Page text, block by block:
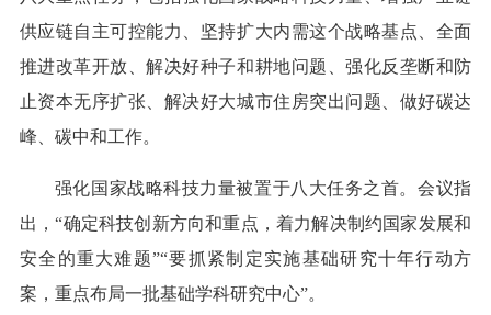
供应链自主可控能力、坚持扩大内需这个战略基点、全面
推进改革开放、解决好种子和耕地问题、强化反垄断和防
止资本无序扩张、解决好大城市住房突出问题、做好碳达
峰、碳中和工作。
强化国家战略科技力量被置于八大任务之首。会议指
出，“确定科技创新方向和重点，着力解决制约国家发展和
安全的重大难题”“要抓紧制定实施基础研究十年行动方
案，重点布局一批基础学科研究中心”。